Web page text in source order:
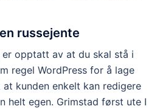
russejente
opptatt av at du skal stå i
regel WordPress for å lage
kunden enkelt kan redigere
helt egen. Grimstad først ute I